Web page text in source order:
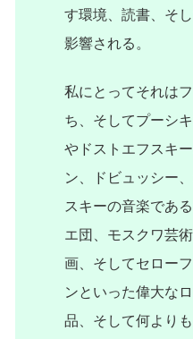
す環境、読書、そ
影響される。
私にとってそれは
ち、そしてプーシ
やドストエフスキ
ン、ドビュッシー
スキーの音楽であ
エ団、モスクワ芸
画、そしてセロー
ンといった偉大な
品、そして何より